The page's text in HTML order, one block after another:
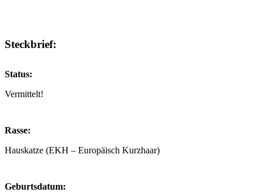
Steckbrief:
Status:
Vermittelt!
Rasse:
Hauskatze (EKH – Europäisch Kurzhaar)
Geburtsdatum: